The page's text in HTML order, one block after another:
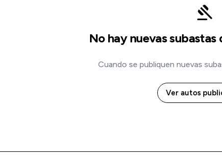
gavel
No hay nuevas
Cuando se publiquen nuevas
Ver autos